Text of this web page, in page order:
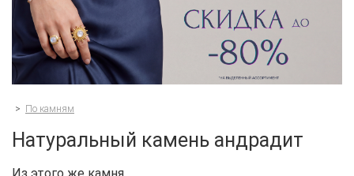
> По камням
Натуральный камень андрадит
Из этого же камня